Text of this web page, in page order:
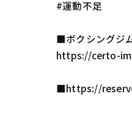
#運動不足
■ボクシングジ
https://certo-
■https://